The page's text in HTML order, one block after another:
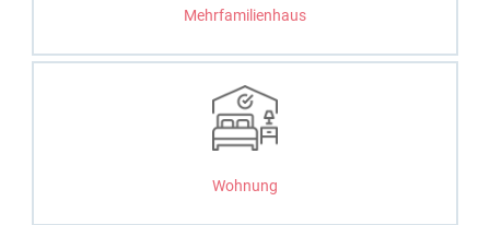
Mehrfamilien­haus
Wohnung